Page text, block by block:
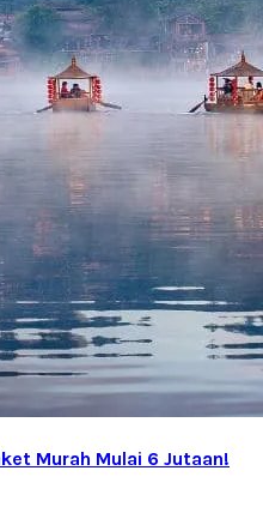
Murah Mulai 6 Jutaan!